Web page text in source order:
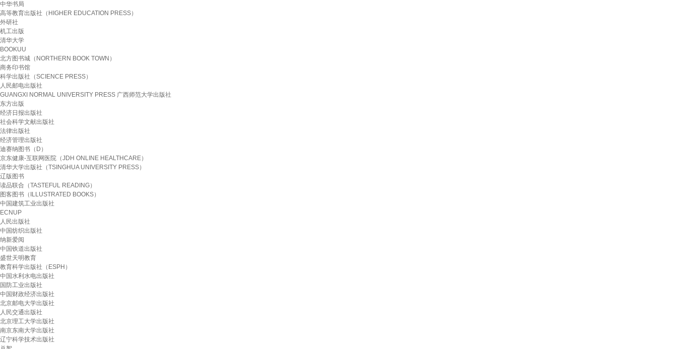
中华书局
高等教育出版社（HIGHER EDUCATION PRESS）
外研社
机工出版
清华大学
BOOKUU
北方图书城（NORTHERN BOOK TOWN）
商务印书馆
科学出版社（SCIENCE PRESS）
人民邮电出版社
GUANGXI NORMAL UNIVERSITY PRESS 广西师范大学出版社
东方出版
经济日报出版社
社会科学文献出版社
法律出版社
经济管理出版社
迪赛纳图书（D）
京东健康-互联网医院（JDH ONLINE HEALTHCARE）
清华大学出版社（TSINGHUA UNIVERSITY PRESS）
辽版图书
读品联合（TASTEFUL READING）
图客图书（ILLUSTRATED BOOKS）
中国建筑工业出版社
ECNUP
人民出版社
中国纺织出版社
纳新爱阅
中国铁道出版社
盛世天明教育
教育科学出版社（ESPH）
中国水利水电出版社
国防工业出版社
中国财政经济出版社
北京邮电大学出版社
人民交通出版社
北京理工大学出版社
南京东南大学出版社
辽宁科学技术出版社